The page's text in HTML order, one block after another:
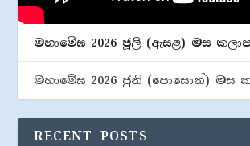
මහාමේඝ 2026 ජූලි (​ඇසළ) මස
මහාමේඝ 2026 ජුනි (​පොසොන්) මස
RECENT POSTS